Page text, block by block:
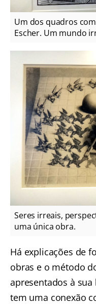
Um dos quadros
Escher. Um mundo
Seres irreais,
uma única obra.
Há explicações de
obras e o método
apresentados à
tem uma conexão